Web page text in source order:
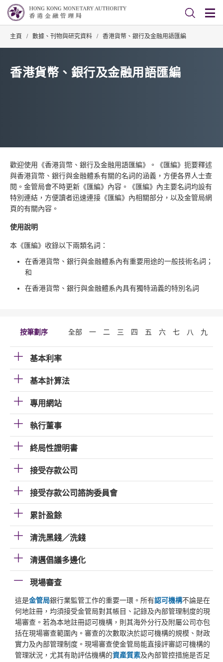
主頁 / 數據、刊物與研究資料 / 香港貨幣、銀行及金融用語匯編
香港貨幣、銀行及金融用語匯編
歡迎使用《香港貨幣、銀行及金融用語匯編》。《匯編》扼要釋述
與香港貨幣、銀行與金融體系有關的名詞的涵義，方便各界人士查
閱。金管局會不時更新《匯編》內容。《匯編》內主要名詞均設有
特別連結，方便讀者迅速連接《匯編》內相關部分，以及金管局網
頁的有關內容。
使用說明
本《匯編》收錄以下兩類名詞：
在香港貨幣、銀行與金融體系內有重要用途的一般技術名詞；
和
在香港貨幣、銀行與金融體系內具有獨特涵義的特別名詞
按筆劃序 全部 一 二 三 四 五 六 七 八 九
基本利率
基本計算法
專用網站
執行董事
終局性證明書
接受存款公司
接受存款公司諮詢委員會
累計盈餘
清洗黑錢／洗錢
清邁倡議多邊化
現場審查
這是金管局銀行業監管工作的重要一環。所有認可機構不論是在
何地註冊，均須接受金管局對其帳目、記錄及內部管理制度的現
場審查。若為本地註冊認可機構，則其海外分行及附屬公司亦包
括在現場審查範圍內。審查的次數取決於認可機構的規模、財政
實力及內部管理制度。現場審查使金管局能直接評審認可機構的
管理狀況，尤其有助評估機構的資產質素及內部管控措施是否足